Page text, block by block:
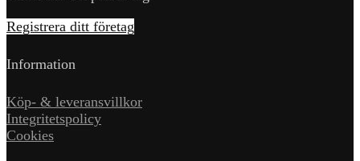
Registrera ditt företag
Information
Köp- & leveransvillkor
Integritetspolicy
Cookies